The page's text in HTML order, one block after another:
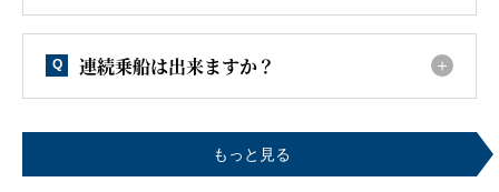
Q 連続乗船は出来ますか？
もっと見る